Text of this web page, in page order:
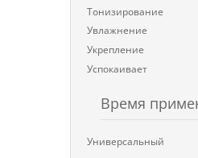
Тонизирование
Увлажнение
Укрепление
Успокаивает
Время
Универсальный